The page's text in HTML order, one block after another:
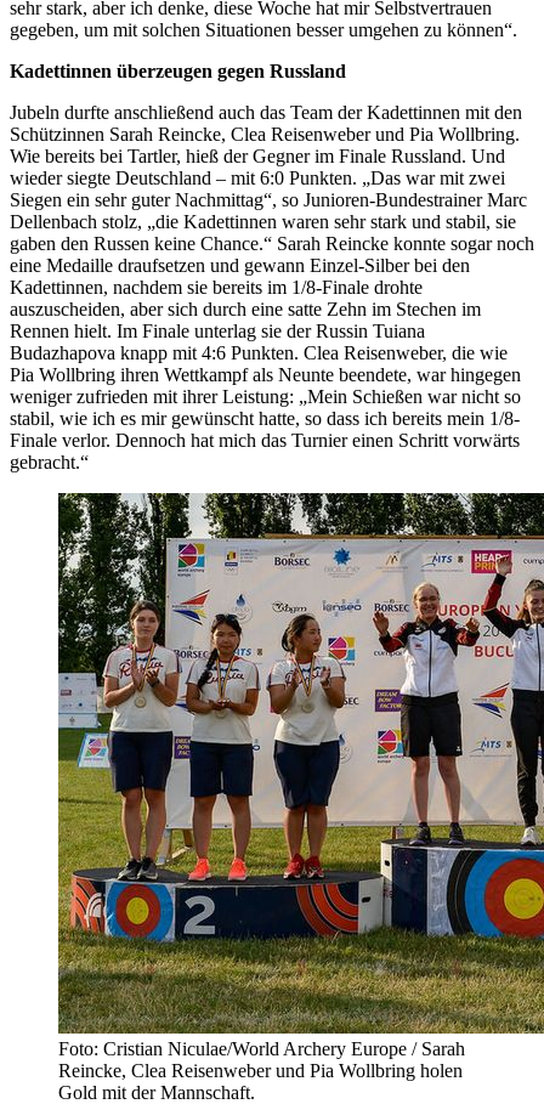
sehr stark, aber ich denke, diese Woche hat mir Selbstvertrauen
gegeben, um mit solchen Situationen besser umgehen zu können“.
Kadettinnen überzeugen gegen Russland
Jubeln durfte anschließend auch das Team der Kadettinnen mit den
Schützinnen Sarah Reincke, Clea Reisenweber und Pia Wollbring.
Wie bereits bei Tartler, hieß der Gegner im Finale Russland. Und
wieder siegte Deutschland – mit 6:0 Punkten. „Das war mit zwei
Siegen ein sehr guter Nachmittag“, so Junioren-Bundestrainer Marc
Dellenbach stolz, „die Kadettinnen waren sehr stark und stabil, sie
gaben den Russen keine Chance.“ Sarah Reincke konnte sogar noch
eine Medaille draufsetzen und gewann Einzel-Silber bei den
Kadettinnen, nachdem sie bereits im 1/8-Finale drohte
auszuscheiden, aber sich durch eine satte Zehn im Stechen im
Rennen hielt. Im Finale unterlag sie der Russin Tuiana
Budazhapova knapp mit 4:6 Punkten. Clea Reisenweber, die wie
Pia Wollbring ihren Wettkampf als Neunte beendete, war hingegen
weniger zufrieden mit ihrer Leistung: „Mein Schießen war nicht so
stabil, wie ich es mir gewünscht hatte, so dass ich bereits mein 1/8-
Finale verlor. Dennoch hat mich das Turnier einen Schritt vorwärts
gebracht.“
Foto: Cristian Niculae/World Archery Europe / Sarah
Reincke, Clea Reisenweber und Pia Wollbring holen
Gold mit der Mannschaft.